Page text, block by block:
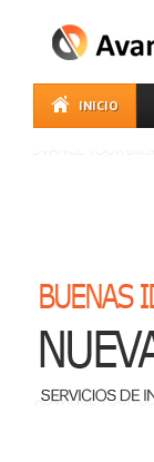
INICIO